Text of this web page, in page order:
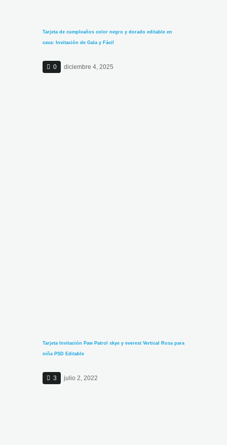
Tarjeta de cumpleaños color negro y dorado editable en
cava: Invitación de Gala y Fácil
0 diciembre 4, 2025
Tarjeta Invitación Paw Patrol skye y everest Vertical Rosa para
niña PSD Editable
3 julio 2, 2022